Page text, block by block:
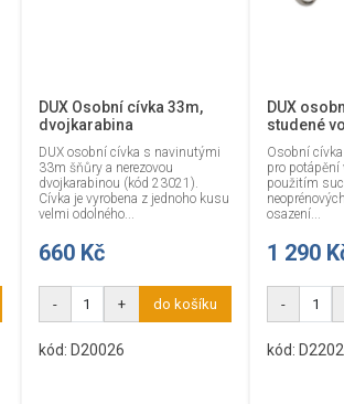
DUX Osobní cívka 33m,
dvojkarabina
DUX osobní cívka s navinutými
33m šňůry a nerezovou
dvojkarabinou (kód 23021).
Cívka je vyrobena z jednoho kusu
velmi odolného...
660 Kč
- + do košíku
kód: D20026
DUX
studené
Osobní
pro potápění
použitím
osazení...
1 290
-
kód: